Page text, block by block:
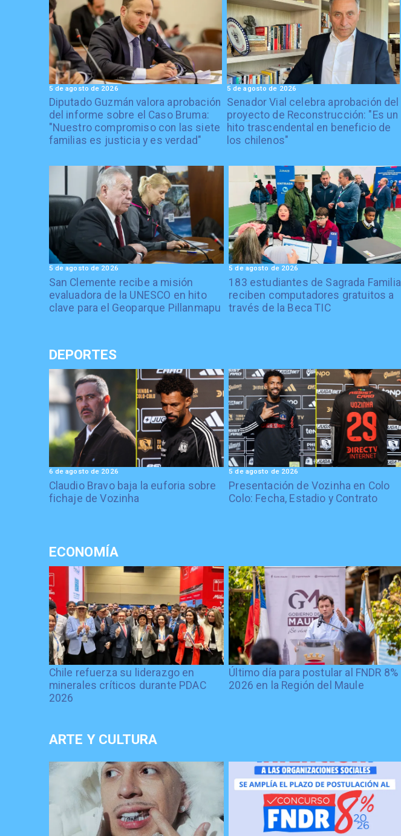
Diputado Guzmán valora aprobación
del informe sobre el Caso Bruma:
"Nuestro compromiso con las siete
familias es justicia y es verdad"
5 de agosto de 2026
Senador Vial celebra aprobación del
proyecto de Reconstrucción: "Es un
hito trascendental en beneficio de
los chilenos"
5 de agosto de 2026
San Clemente recibe a misión
evaluadora de la UNESCO en hito
clave para el Geoparque Pillanmapu
5 de agosto de 2026
183 estudiantes de Sagrada Familia
reciben computadores gratuitos a
través de la Beca TIC
5 de agosto de 2026
DEPORTES
Claudio Bravo baja la euforia sobre
fichaje de Vozinha
6 de agosto de 2026
Presentación de Vozinha en Colo
Colo: Fecha, Estadio y Contrato
5 de agosto de 2026
ECONOMÍA
Chile refuerza su liderazgo en
minerales críticos durante PDAC
2026
Último día para postular al FNDR 8%
2026 en la Región del Maule
ARTE Y CULTURA